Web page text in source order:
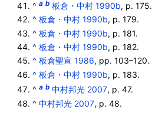
^ a b 板倉・中村 1990b, p. 175.
^ 板倉・中村 1990b, p. 179.
^ 板倉・中村 1990b, p. 181.
^ 板倉・中村 1990b, p. 182.
^ 板倉聖宣 1986, pp. 103–120.
^ 板倉・中村 1990b, p. 183.
^ a b 中村邦光 2007, p. 47.
^ 中村邦光 2007, p. 48.